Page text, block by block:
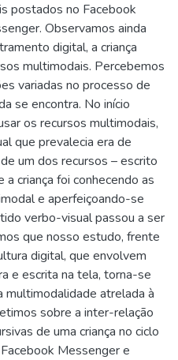
postados no Facebook
Observamos ainda
digital, a criança
multimodais. Percebemos
variadas no processo de
se encontra. No início
os recursos multimodais,
que prevalecia era de
um dos recursos – escrito
criança foi conhecendo as
e aperfeiçoando-se
verbo-visual passou a ser
que nosso estudo, frente
digital, que envolvem
e escrita na tela, torna-se
multimodalidade atrelada à
sobre a inter-relação
de uma criança no ciclo
Messenger e